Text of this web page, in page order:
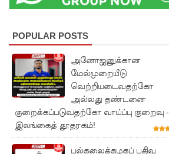
POPULAR POSTS
அனோஜனுக்கான
மேல்முறையீடு
வெற்றியடைவதற்கோ
அல்லது தண்டனை
குறைக்கப்படுவதற்கோ வாய்ப்பு குறைவு -
இலங்கைத் தூதரகம்!
பல்கலைக்கழகப் பதிவு